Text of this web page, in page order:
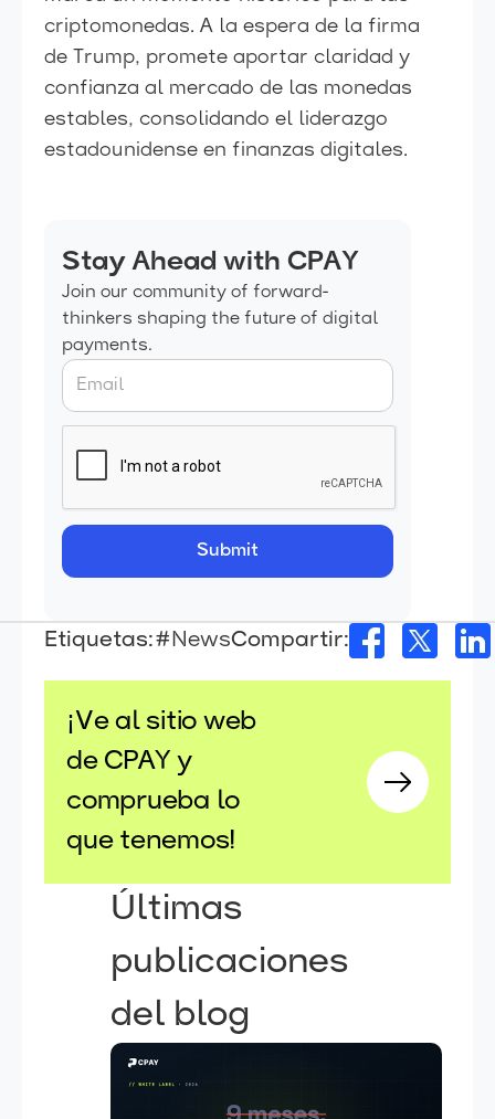
criptomonedas. A la espera de la firma
de Trump, promete aportar claridad y
confianza al mercado de las monedas
estables, consolidando el liderazgo
estadounidense en finanzas digitales.
Stay Ahead with CPAY
Join our community of forward-
thinkers shaping the future of digital
payments.
Etiquetas:#NewsCompartir:
¡Ve al sitio web
de CPAY y
comprueba lo
que tenemos!
Últimas
publicaciones
del blog